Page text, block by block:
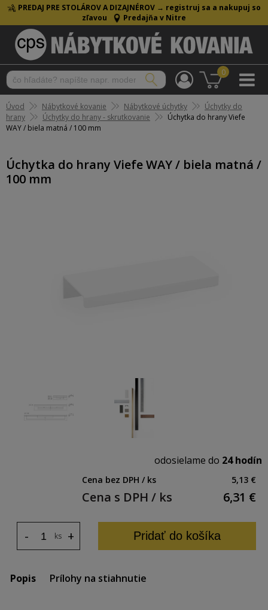
PREDAJ PRE STOLÁROV A DIZAJNÉROV → registruj sa a nakupuj so
zľavou
Predajňa v Nitre
0
Úvod Nábytkové kovanie Nábytkové úchytky
Úchytky do
hrany
Úchytky do hrany - skrutkovanie
Úchytka do hrany Viefe
WAY / biela matná / 100 mm
Úchytka do hrany Viefe WAY / biela matná /
100 mm
odosielame do 24 hodín
Cena bez DPH / ks 5,13 €
Cena s DPH / ks 6,31 €
ks +
- Pridať do košíka
Popis Prílohy na stiahnutie